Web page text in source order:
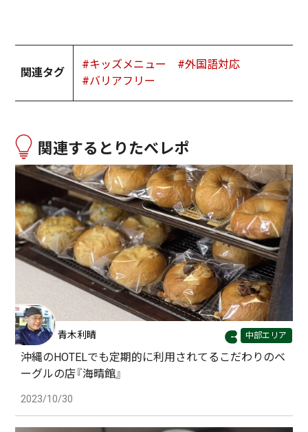
関連タグ
#キッズメニュー
#外国語対応
#バリアフリー
関連するとりたべレポ
青木利晴 中部エリア
沖縄のHOTELでも定期的に利用されてるこだわりのベ
ーグルの店『海晴館』
2023/10/30